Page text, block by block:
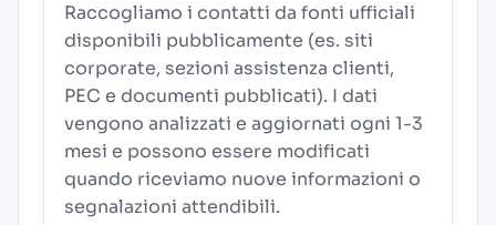
Raccogliamo i contatti da fonti ufficiali
disponibili pubblicamente (es. siti
corporate, sezioni assistenza clienti,
PEC e documenti pubblicati). I dati
vengono analizzati e aggiornati ogni 1-3
mesi e possono essere modificati
quando riceviamo nuove informazioni o
segnalazioni attendibili.